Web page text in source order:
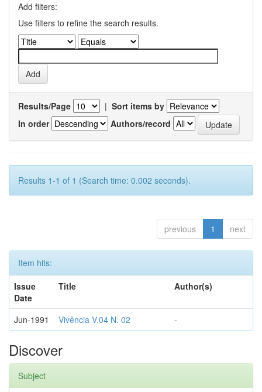
Add filters:
Use filters to refine the search results.
Results/Page | Sort items by
In order
Authors/record
Results 1-1 of 1 (Search time: 0.002 seconds).
previous 1 next
Item hits:
Issue
Date
Title Author(s)
Jun-1991 Vivência V.04 N. 02 -
Discover
Subject